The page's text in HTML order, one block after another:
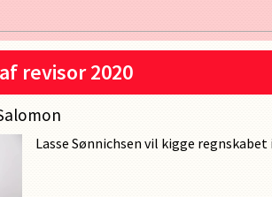
revisor 2020
Lasse Sønnichsen vil kigge